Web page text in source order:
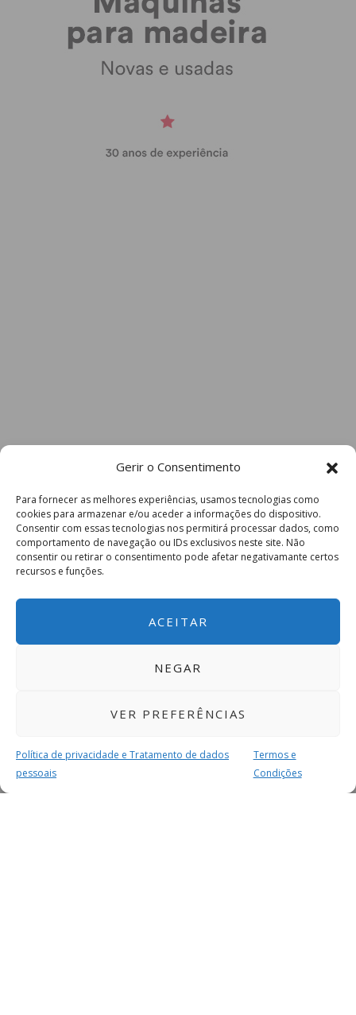
Gerir o Consentimento
Para fornecer as melhores experiências, usamos tecnologias como
cookies para armazenar e/ou aceder a informações do dispositivo.
Consentir com essas tecnologias nos permitirá processar dados, como
comportamento de navegação ou IDs exclusivos neste site. Não
consentir ou retirar o consentimento pode afetar negativamante certos
recursos e funções.
ACEITAR
NEGAR
VER PREFERÊNCIAS
Política de privacidade e Tratamento de dados
pessoais
Termos e
Condições